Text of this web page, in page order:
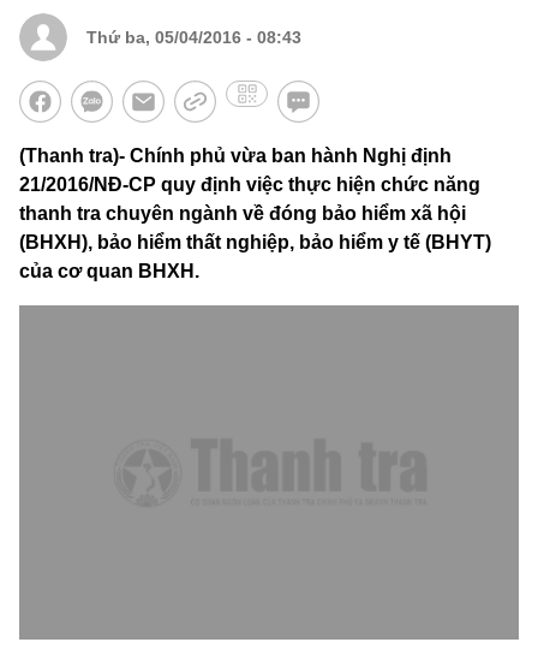
Thứ ba, 05/04/2016 - 08:43
(Thanh tra)- Chính phủ vừa ban hành Nghị định
21/2016/NĐ-CP quy định việc thực hiện chức năng
thanh tra chuyên ngành về đóng bảo hiểm xã hội
(BHXH), bảo hiểm thất nghiệp, bảo hiểm y tế (BHYT)
của cơ quan BHXH.